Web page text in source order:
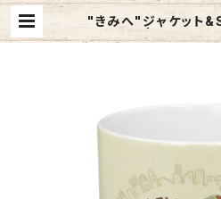
"きみへ"ジャケット
グカップ |